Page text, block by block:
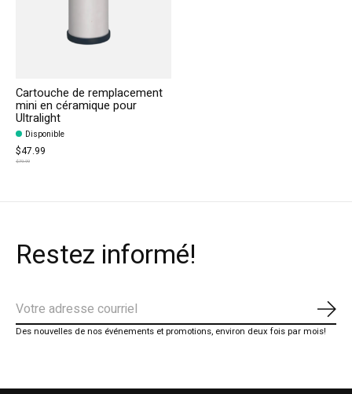
Cartouche de remplacement
mini en céramique pour
Ultralight
Disponible
$47.99
$79.99
Restez informé!
Des nouvelles de nos événements et promotions, environ deux fois par mois!